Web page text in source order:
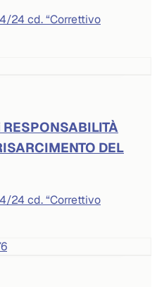
24 cd. “Correttivo
DEL
24 cd. “Correttivo